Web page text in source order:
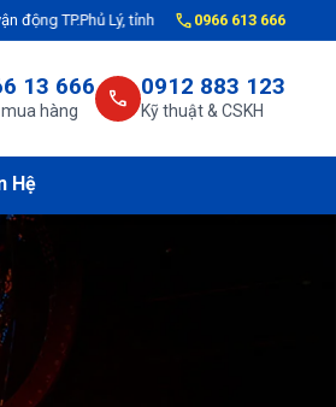
tỉnh Hà Nam cho VNPT Hà Nam 🔥[
call 0966 613 666
13 666
hàng call 0912 883 123
Kỹ thuật & CSKH
Hệ